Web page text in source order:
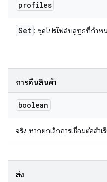
profiles
Set : ชุดโปรไฟล์บลูทูธที่กำห
การคืนสินค้า
boolean
จริง หากยกเลิกการเชื่อมต่อสำเ
ส่ง